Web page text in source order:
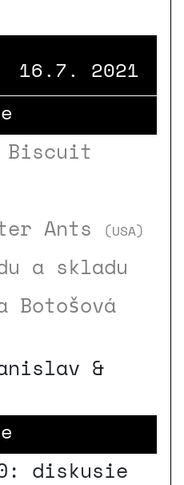
16.7. 2021
Biscuit
Ants (USA)
a skladu
Botošová
&
diskusie